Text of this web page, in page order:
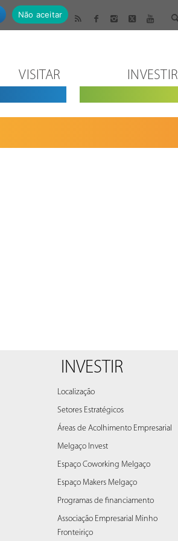
VISITAR INVESTIR
INVESTIR
Localização
Setores Estratégicos
Áreas de Acolhimento Empresarial
Melgaço Invest
Espaço Coworking Melgaço
Espaço Makers Melgaço
Programas de financiamento
Associação Empresarial Minho
Fronteiriço
Não aceitar